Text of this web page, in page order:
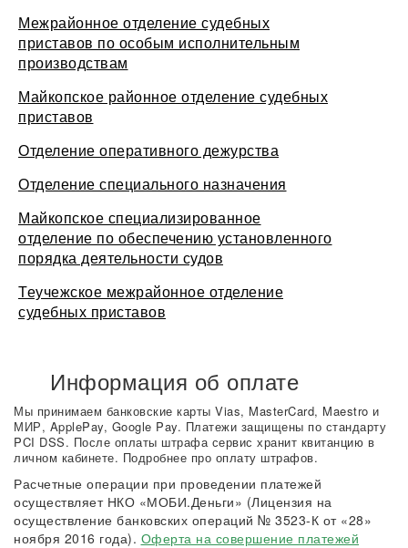
Межрайонное отделение судебных
приставов по особым исполнительным
производствам
Майкопское районное отделение судебных
приставов
Отделение оперативного дежурства
Отделение специального назначения
Майкопское специализированное
отделение по обеспечению установленного
порядка деятельности судов
Теучежское межрайонное отделение
судебных приставов
Информация об оплате
Мы принимаем банковские карты Vias, MasterCard, Maestro и
МИР, ApplePay, Google Pay. Платежи защищены по стандарту
PCI DSS. После оплаты штрафа сервис хранит квитанцию в
личном кабинете. Подробнее про оплату штрафов.
Расчетные операции при проведении платежей
осуществляет НКО «МОБИ.Деньги» (Лицензия на
осуществление банковских операций № 3523-К от «28»
ноября 2016 года). Оферта на совершение платежей